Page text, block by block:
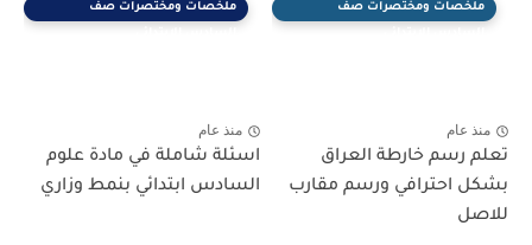
ملخصات ومختصرات صف
منذ عام
تعلم رسم خارطة العراق
بشكل احترافي ورسم مقارب
للاصل
ملخصات ومختصرات صف
منذ عام
اسئلة شاملة في مادة علوم
السادس ابتدائي بنمط وزاري